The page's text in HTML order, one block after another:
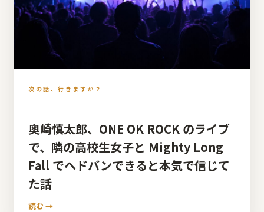
次の話、行きますか？
奥崎慎太郎、ONE OK ROCK のライブ
で、隣の高校生女子と Mighty Long
Fall でヘドバンできると本気で信じて
た話
読む →